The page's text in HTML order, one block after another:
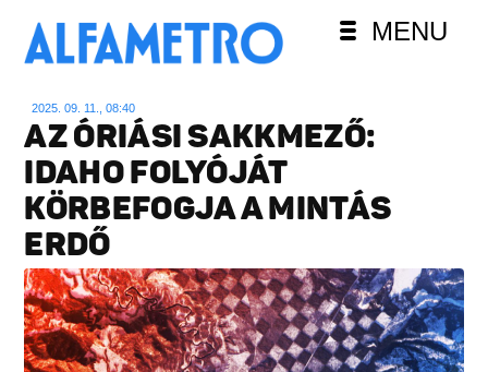
MENU
2025. 09. 11., 08:40
AZ ÓRIÁSI SAKKMEZŐ:
IDAHO FOLYÓJÁT
KÖRBEFOGJA A MINTÁS
ERDŐ